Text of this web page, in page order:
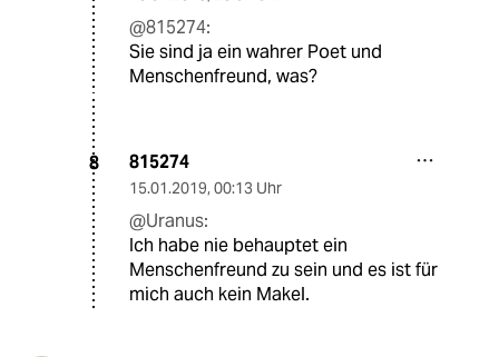
@815274:
Sie sind ja ein wahrer Poet und
Menschenfreund, was?
8 815274
15.01.2019, 00:13 Uhr
@Uranus:
Ich habe nie behauptet ein
Menschenfreund zu sein und es ist für
mich auch kein Makel.